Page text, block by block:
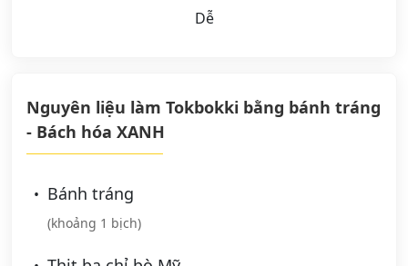
Dễ
Nguyên liệu làm Tokbokki bằng bánh tráng
- Bách hóa XANH
Bánh tráng
(khoảng 1 bịch)